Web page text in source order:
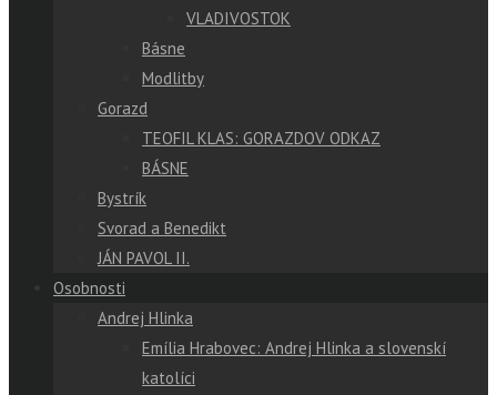
VLADIVOSTOK
Básne
Modlitby
Gorazd
TEOFIL KLAS: GORAZDOV ODKAZ
BÁSNE
Bystrík
Svorad a Benedikt
JÁN PAVOL II.
Osobnosti
Andrej Hlinka
Emília Hrabovec: Andrej Hlinka a slovenskí
katolíci